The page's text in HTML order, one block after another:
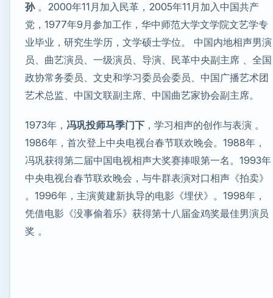
孙。2000年11月加入民革，2005年11月加入中国共产
党，1977年9月参加工作，华中师范大学文学院文艺学专
业毕业，研究生学历，文学硕士学位。 中国内地相声男演
员、曲艺演员、一级演员、导演、民革中央副主席 、全国
政协常务委员、文史和学习委员会委员、中国广播艺术团
艺术总监、中国文联副主席、中国曲艺家协会副主席。
1973年， 冯巩投师马季门下 ，学习相声的创作与表演 。
1986年，首次登上中央电视台春节联欢晚会。1988年，
冯巩获得第二届中国电视相声大奖赛捧哏第一名。1993年
中央电视台春节联欢晚会，与牛群表演对口相声《拍卖》
。1996年，主演黄建新执导的电影《埋伏》。1998年，
凭借电影《没事偷着乐》获得第十八届金鸡奖最佳男演员
奖 。